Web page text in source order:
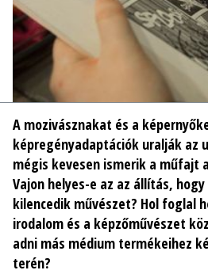
A mozivásznakat és a
képregényadaptációk uralják az
mégis kevesen ismerik a műfajt
Vajon helyes-e az az állítás,
kilencedik művészet? Hol foglal
irodalom és a képzőművészet
adni más médium termékeihez
terén?